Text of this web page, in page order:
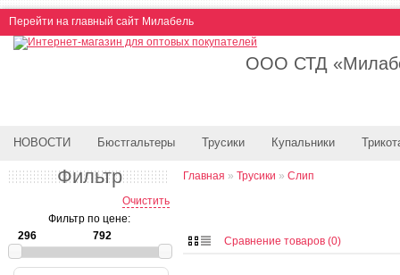
Перейти на главный сайт Милабель
ООО СТД
НОВОСТИ Бюстгальтеры Трусики Купальники
Фильтр
Очистить
Фильтр по цене:
Главная » Трусики » Слип
Сравнение товаров (0)